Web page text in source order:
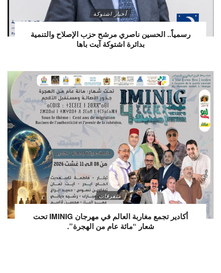
أخبار اشتوكة
رسمياً.. الحسين ناصري مرشح حزب الإصلاح والتنمية
بدائرة اشتوكة آيت باها
متفرقات
أكادير تجمع مغاربة العالم في مهرجان IMINIG تحت
شعار “مائة عام من الهجرة”.